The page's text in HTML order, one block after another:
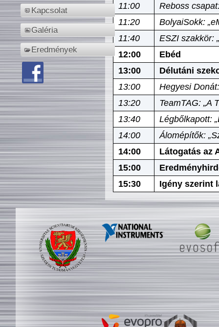
Kapcsolat
Galéria
Eredmények
11:00
Reboss
11:20
BolyaiSokk:
11:40
ESZI szakkör:
12:00
Ebéd
13:00
Délutáni
13:00
Hegyesi
13:20
TeamTAG: „A
13:40
Légbőlkapott:
14:00
Álomépítők:
14:00
Látogatás az
15:00
15:30
Igény szerint